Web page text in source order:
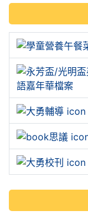
語嘉年華檔案